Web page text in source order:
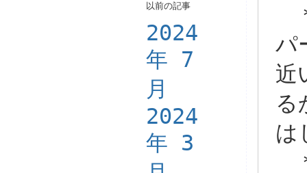
以前の記事
2024
年 7
月
2024
年 3
パ
近
る
は